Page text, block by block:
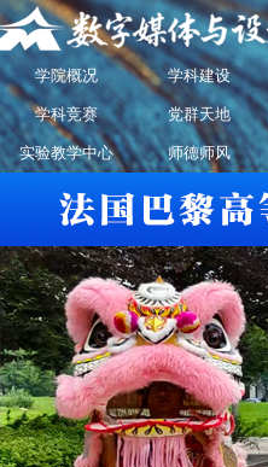
学院概况 学科建设
学科竞赛 党群天地
实验教学中心 师德师风